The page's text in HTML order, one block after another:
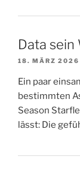
Data
18. MÄRZ 2026
Ein paar
bestimmten
Season
lässt: Die